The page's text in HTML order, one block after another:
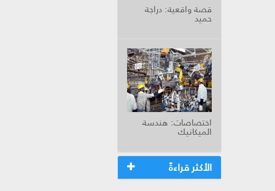
قصة واقعية: دراجة
حميد
اختصاصات: هندسة
الميكانيك
الأكثر قراءةً